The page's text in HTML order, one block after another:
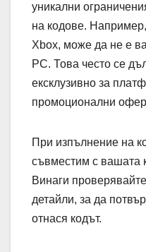
уникални
на кодове.
Xbox, може да не е
PC. Това често се
ексклузивно за
промоционални
При изпълнение на
съвместим с вашата
Винаги
детайли, за да
отнася кодът.